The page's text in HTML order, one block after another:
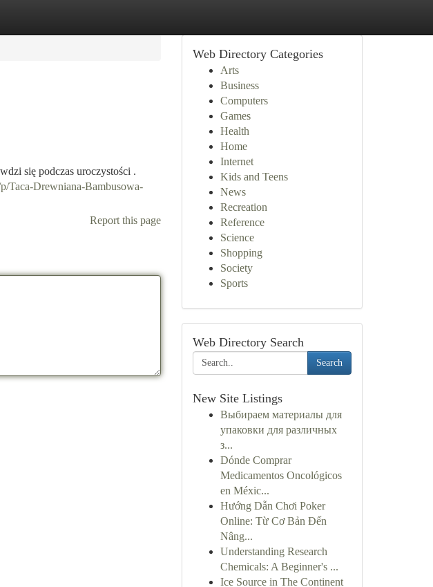
się podczas uroczystości .
Taca-Drewniana-Bambusowa-
Report this page
Web Directory Categories
Arts
Business
Computers
Games
Health
Home
Internet
Kids and Teens
News
Recreation
Reference
Science
Shopping
Society
Sports
Web Directory Search
Search
New Site Listings
Выбираем материалы для
упаковки для различных
з...
Dónde Comprar
Medicamentos Oncológicos
en Méxic...
Hướng Dẫn Chơi Poker
Online: Từ Cơ Bản Đến
Nâng...
Understanding Research
Chemicals: A Beginner's ...
Ice Source in The Continent